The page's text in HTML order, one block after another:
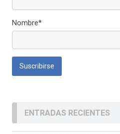
Nombre*
ENTRADAS RECIENTES